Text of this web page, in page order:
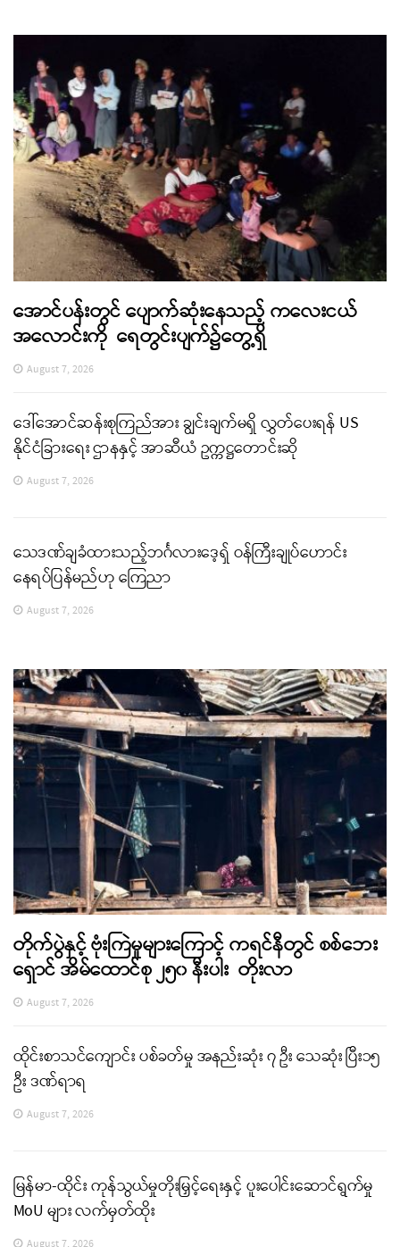
အောင်ပန်းတွင် ပျောက်ဆုံးနေသည့် ကလေးငယ်
အလောင်းကို ရေတွင်းပျက်၌တွေ့ရှိ
August 7, 2026
ဒေါ်အောင်ဆန်းစုကြည်အား ချွင်းချက်မရှိ လွှတ်ပေးရန် US
နိုင်ငံခြားရေး ဌာနနှင့် အာဆီယံ ဥက္ကဋ္ဌတောင်းဆို
August 7, 2026
သေဒဏ်ချခံထားသည့်ဘင်္ဂလားဒေ့ရှ် ဝန်ကြီးချုပ်ဟောင်း
နေရပ်ပြန်မည်ဟု ကြေညာ
August 7, 2026
တိုက်ပွဲနှင့် ဗုံးကြဲမှုများကြောင့် ကရင်နီတွင် စစ်ဘေး
ရှောင် အိမ်ထောင်စု ၂၅၀ နီးပါး တိုးလာ
August 7, 2026
ထိုင်းစာသင်ကျောင်း ပစ်ခတ်မှု အနည်းဆုံး ၇ ဦး သေဆုံး ပြီး၁၅
ဦး ဒဏ်ရာရ
August 7, 2026
မြန်မာ-ထိုင်း ကုန်သွယ်မှုတိုးမြှင့်ရေးနှင့် ပူးပေါင်းဆောင်ရွက်မှု
MoU များ လက်မှတ်ထိုး